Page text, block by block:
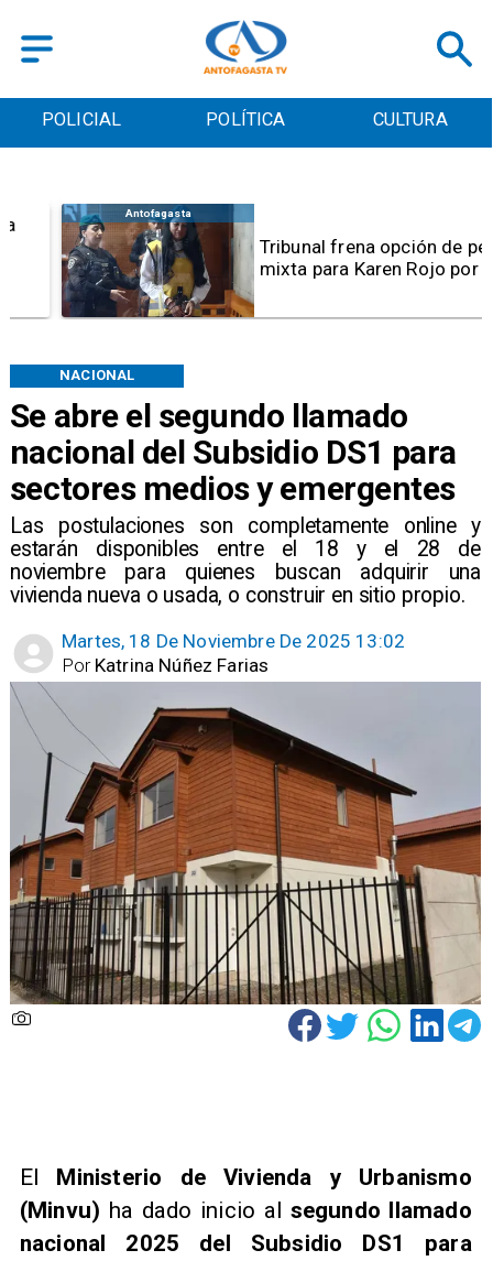
POLICIAL POLÍTICA CULTURA
Se abre el segundo llamado
nacional del Subsidio DS1 para
sectores medios y emergentes
Las postulaciones son completamente online y
estarán disponibles entre el 18 y el 28 de
noviembre para quienes buscan adquirir una
vivienda nueva o usada, o construir en sitio propio.
NACIONAL
Martes, 18 De Noviembre De 2025 13:02
Katrina Núñez Farias
Por
Antofagasta
Tribunal frena opción de pena
mixta para Karen Rojo por ahora
​El Ministerio de Vivienda y Urbanismo
(Minvu) ha dado inicio al segundo llamado
nacional 2025 del Subsidio DS1 para